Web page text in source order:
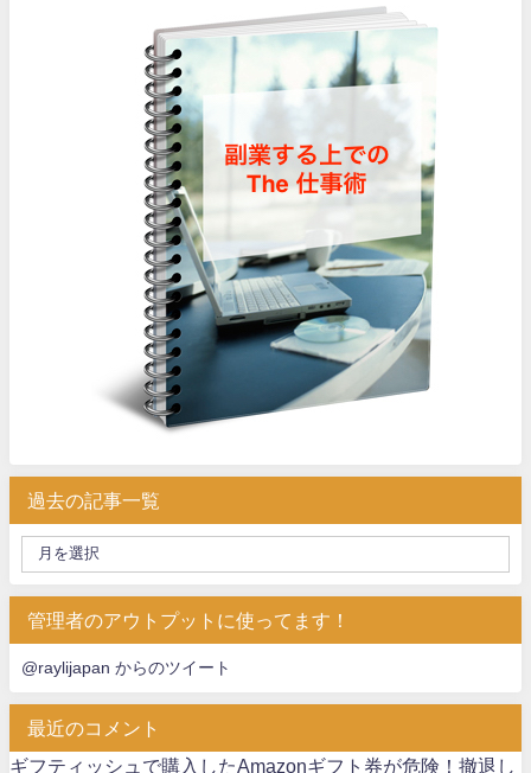
過去の記事一覧
管理者のアウトプットに使ってます！
@raylijapan からのツイート
最近のコメント
ギフティッシュで購入したAmazonギフト券が危険！撤退し